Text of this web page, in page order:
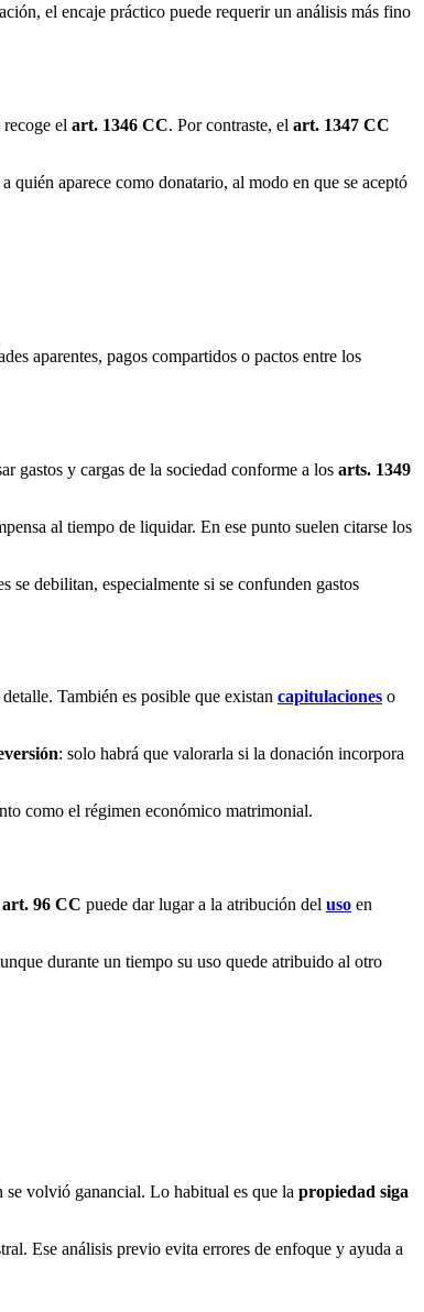
el encaje práctico puede requerir un análisis más fino
el art. 1346 CC. Por contraste, el art. 1347 CC
quién aparece como donatario, al modo en que se aceptó
aparentes, pagos compartidos o pactos entre los
gastos y cargas de la sociedad conforme a los arts. 1349
al tiempo de liquidar. En ese punto suelen citarse los
se debilitan, especialmente si se confunden gastos
También es posible que existan capitulaciones o
: solo habrá que valorarla si la donación incorpora
como el régimen económico matrimonial.
art. 96 CC puede dar lugar a la atribución del uso en
durante un tiempo su uso quede atribuido al otro
se volvió ganancial. Lo habitual es que la propiedad siga
Ese análisis previo evita errores de enfoque y ayuda a